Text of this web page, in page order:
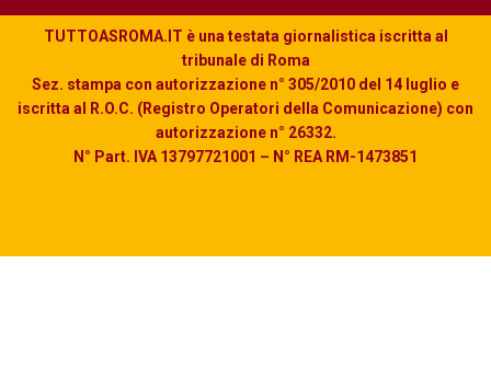
TUTTOASROMA.IT è una testata giornalistica iscritta al
tribunale di Roma
Sez. stampa con autorizzazione n° 305/2010 del 14 luglio e
iscritta al R.O.C. (Registro Operatori della Comunicazione) con
autorizzazione n° 26332.
N° Part. IVA 13797721001 – N° REA RM-1473851